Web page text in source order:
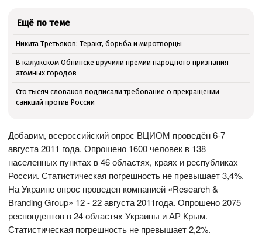
Ещё по теме
Никита Третьяков: Теракт, борьба и миротворцы
В калужском Обнинске вручили премии народного признания
атомных городов
Сто тысяч словаков подписали требование о прекращении
санкций против России
Добавим, всероссийский опрос ВЦИОМ проведён 6-7
августа 2011 года. Опрошено 1600 человек в 138
населенных пунктах в 46 областях, краях и республиках
России. Статистическая погрешность не превышает 3,4%.
На Украине опрос проведен компанией «Research &
Branding Group» 12 - 22 августа 2011года. Опрошено 2075
респондентов в 24 областях Украины и АР Крым.
Статистическая погрешность не превышает 2,2%.